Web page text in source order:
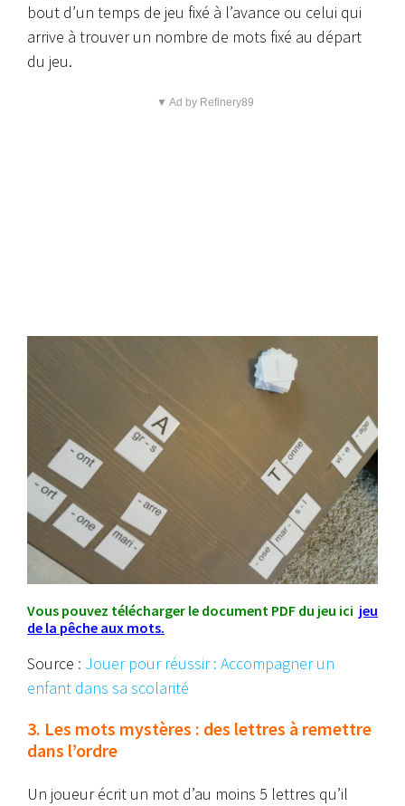
bout d’un temps de jeu fixé à l’avance ou celui qui
arrive à trouver un nombre de mots fixé au départ
du jeu.
▼ Ad by Refinery89
Vous pouvez télécharger le document PDF du jeu ici jeu
de la pêche aux mots.
Source : Jouer pour réussir : Accompagner un
enfant dans sa scolarité
3. Les mots mystères : des lettres à remettre
dans l’ordre
Un joueur écrit un mot d’au moins 5 lettres qu’il